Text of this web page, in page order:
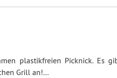
plastikfreien Picknick. Es
Grill an!…